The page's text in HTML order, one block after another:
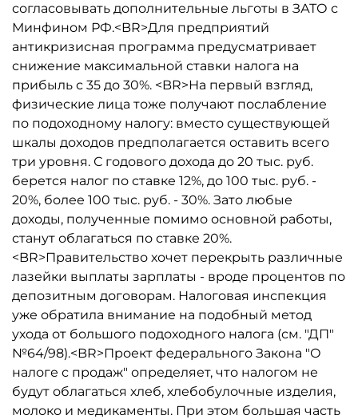
согласовывать дополнительные льготы в ЗАТО с
Минфином РФ.<BR>Для предприятий
антикризисная программа предусматривает
снижение максимальной ставки налога на
прибыль с 35 до 30%. <BR>На первый взгляд,
физические лица тоже получают послабление
по подоходному налогу: вместо существующей
шкалы доходов предполагается оставить всего
три уровня. С годового дохода до 20 тыс. руб.
берется налог по ставке 12%, до 100 тыс. руб. -
20%, более 100 тыс. руб. - 30%. Зато любые
доходы, полученные помимо основной работы,
станут облагаться по ставке 20%.
<BR>Правительство хочет перекрыть различные
лазейки выплаты зарплаты - вроде процентов по
депозитным договорам. Налоговая инспекция
уже обратила внимание на подобный метод
ухода от большого подоходного налога (см. "ДП"
№64/98).<BR>Проект федерального Закона "О
налоге с продаж" определяет, что налогом не
будут облагаться хлеб, хлебобулочные изделия,
молоко и медикаменты. При этом большая часть